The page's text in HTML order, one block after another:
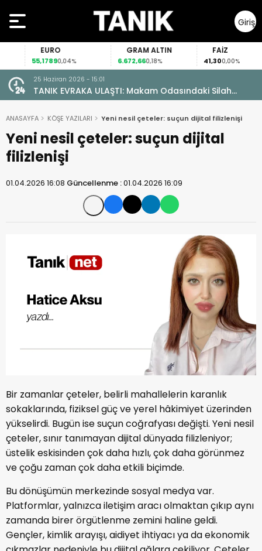
Giriş
Yap
EURO
55,17890,04%
GRAM ALTIN
6.672,660,18%
FAİZ
41,300,00%
25 Haziran 2026 - 15:01
TANIK EVRAKA ULAŞTI: Makam Odasındaki Silah
Ruhsatsız Çıktı!
ANASAYFA KÖŞE YAZILARI Yeni nesil çeteler: suçun dijital filizlenişi
Yeni nesil çeteler: suçun dijital
filizlenişi
01.04.2026 16:08 Güncellenme :01.04.2026 16:09
Bir zamanlar çeteler, belirli mahallelerin karanlık
sokaklarında, fiziksel güç ve yerel hâkimiyet üzerinden
yükselirdi. Bugün ise suçun coğrafyası değişti. Yeni nesil
çeteler, sınır tanımayan dijital dünyada filizleniyor;
üstelik eskisinden çok daha hızlı, çok daha görünmez
ve çoğu zaman çok daha etkili biçimde.
Bu dönüşümün merkezinde sosyal medya var.
Platformlar, yalnızca iletişim aracı olmaktan çıkıp aynı
zamanda birer örgütlenme zemini haline geldi.
Gençler, kimlik arayışı, aidiyet ihtiyacı ya da ekonomik